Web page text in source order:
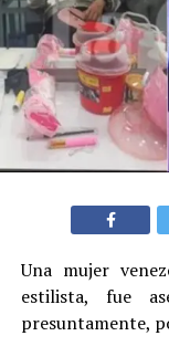
Una mujer
estilista, fue
presuntamente,